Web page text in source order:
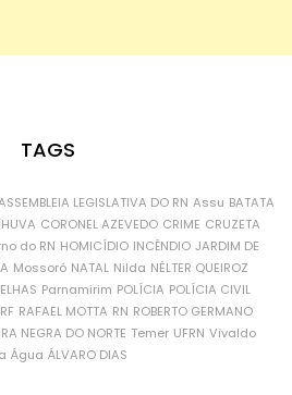
TAGS
LEGISLATIVA DO RN Assu BATATA
CORONEL AZEVEDO CRIME CRUZETA
do RN HOMICÍDIO INCÊNDIO JARDIM DE
Mossoró NATAL Nilda NÉLTER QUEIROZ
Parnamirim POLÍCIA POLÍCIA CIVIL
RAFAEL MOTTA RN ROBERTO GERMANO
NEGRA DO NORTE Temer UFRN Vivaldo
Água ÁLVARO DIAS